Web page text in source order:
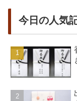
今日の人気